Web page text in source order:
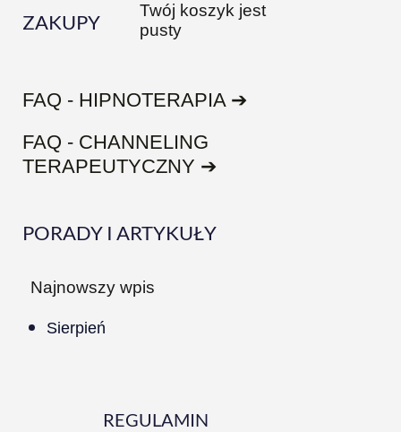
ZAKUPY
Twój koszyk jest
pusty
FAQ - HIPNOTERAPIA ➔
FAQ - CHANNELING
TERAPEUTYCZNY ➔
PORADY I ARTYKUŁY
Najnowszy wpis
Sierpień
REGULAMIN